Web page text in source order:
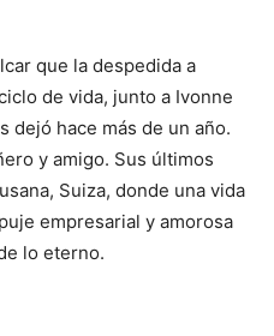
que la despedida a
de vida, junto a Ivonne
dejó hace más de un año.
y amigo. Sus últimos
Suiza, donde una vida
empresarial y amorosa
lo eterno.